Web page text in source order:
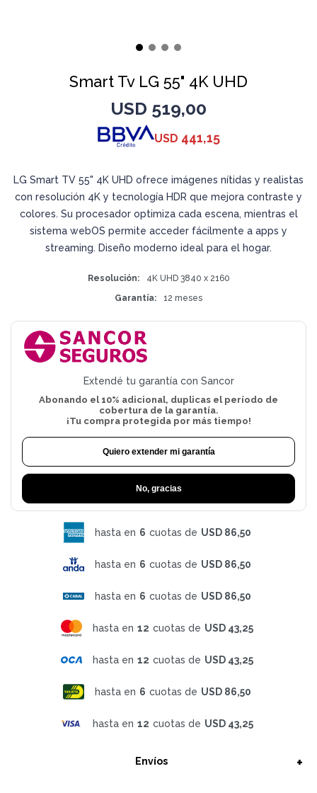
Smart Tv LG 55" 4K UHD
USD 519,00
USD 441,15
LG Smart TV 55" 4K UHD ofrece imágenes nítidas y realistas
con resolución 4K y tecnología HDR que mejora contraste y
colores. Su procesador optimiza cada escena, mientras el
sistema webOS permite acceder fácilmente a apps y
streaming. Diseño moderno ideal para el hogar.
Resolución
4K UHD 3840 x 2160
Garantía
12 meses
Extendé tu garantía con Sancor
Abonando el 10% adicional, duplicas el período de
cobertura de la garantía.
¡Tu compra protegida por más tiempo!
Quiero extender mi garantía
No, gracias
hasta en 6 cuotas de USD 86,50
hasta en 6 cuotas de USD 86,50
hasta en 6 cuotas de USD 86,50
hasta en 12 cuotas de USD 43,25
hasta en 12 cuotas de USD 43,25
hasta en 6 cuotas de USD 86,50
hasta en 12 cuotas de USD 43,25
Envíos